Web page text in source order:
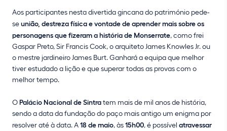
Aos participantes nesta divertida gincana do património pede-
seunião, destreza física e vontade de aprender mais sobre os
personagens que fizeram a história de Monserrate, como frei
Gaspar Preto, Sir Francis Cook, o arquiteto James Knowles Jr. ou
o mestre jardineiro James Burt. Ganhará a equipa que melhor
tiver estudado a lição e que superar todas as provas com o
melhor tempo.
OPalácio Nacional de Sintratem mais de mil anos de história,
sendo a data da fundação do paço mais antigo um enigma por
resolver até à data. A18 de maio, às15h00, é possível atravessar